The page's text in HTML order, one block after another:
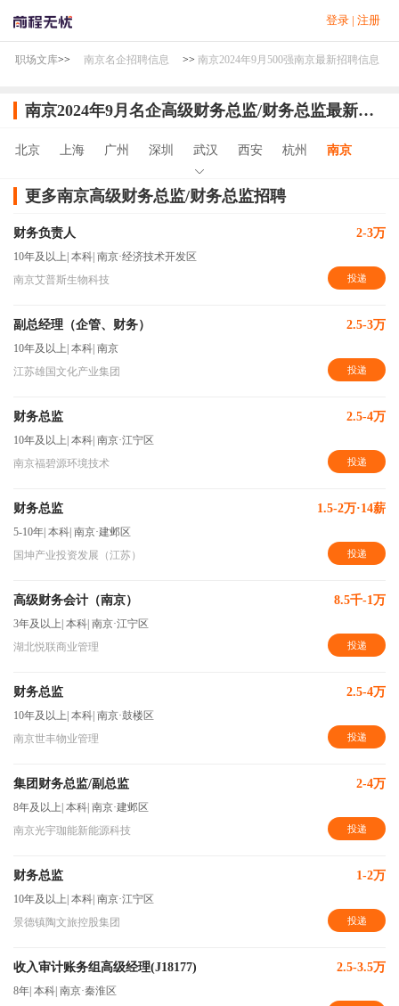
登录 | 注册
职场文库>> 南京名企招聘信息 >> 南京2024年9月500强南京最新招聘信息
南京2024年9月名企高级财务总监/财务总监最新招聘信息
北京 上海 广州 深圳 武汉 西安 杭州 南京
更多南京高级财务总监/财务总监招聘
财务负责人 2-3万
10年及以上 本科 南京·经济技术开发区
南京艾普斯生物科技
投递
副总经理（企管、财务） 2.5-3万
10年及以上 本科 南京
江苏雄国文化产业集团
投递
财务总监 2.5-4万
10年及以上 本科 南京·江宁区
南京福碧源环境技术
投递
财务总监 1.5-2万·14薪
5-10年 本科 南京·建邺区
国坤产业投资发展（江苏）
投递
高级财务会计（南京） 8.5千-1万
3年及以上 本科 南京·江宁区
湖北悦联商业管理
投递
财务总监 2.5-4万
10年及以上 本科 南京·鼓楼区
南京世丰物业管理
投递
集团财务总监/副总监 2-4万
8年及以上 本科 南京·建邺区
南京光宇珈能新能源科技
投递
财务总监 1-2万
10年及以上 本科 南京·江宁区
景德镇陶文旅控股集团
投递
收入审计账务组高级经理(J18177) 2.5-3.5万
8年 本科 南京·秦淮区